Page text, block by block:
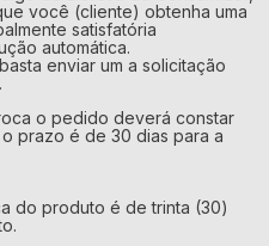
você (cliente) obtenha uma
satisfatória
automática.
enviar um a solicitação
o pedido deverá constar
prazo é de 30 dias para a
do produto é de trinta (30)